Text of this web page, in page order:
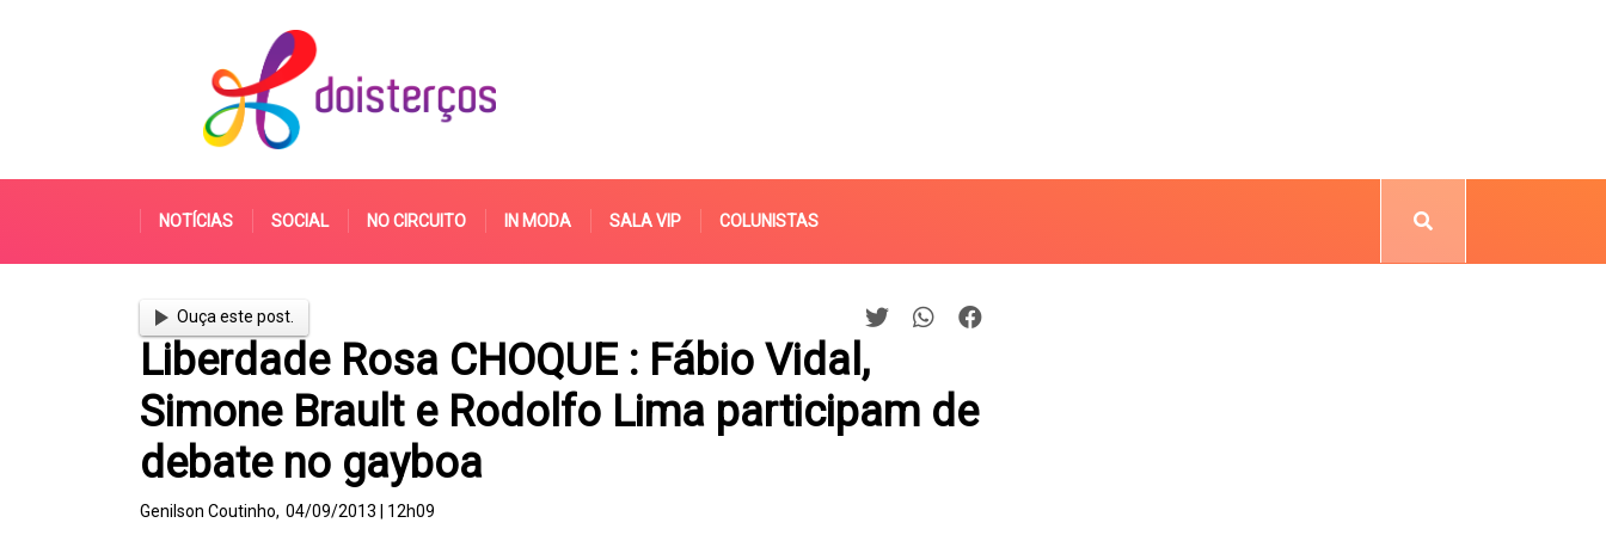
NOTÍCIAS SOCIAL NO CIRCUITO IN MODA SALA VIP COLUNISTAS
Ouça este post.
Liberdade Rosa CHOQUE : Fábio Vidal,
Simone Brault e Rodolfo Lima participam de
debate no gayboa
Genilson Coutinho, 04/09/2013 | 12h09